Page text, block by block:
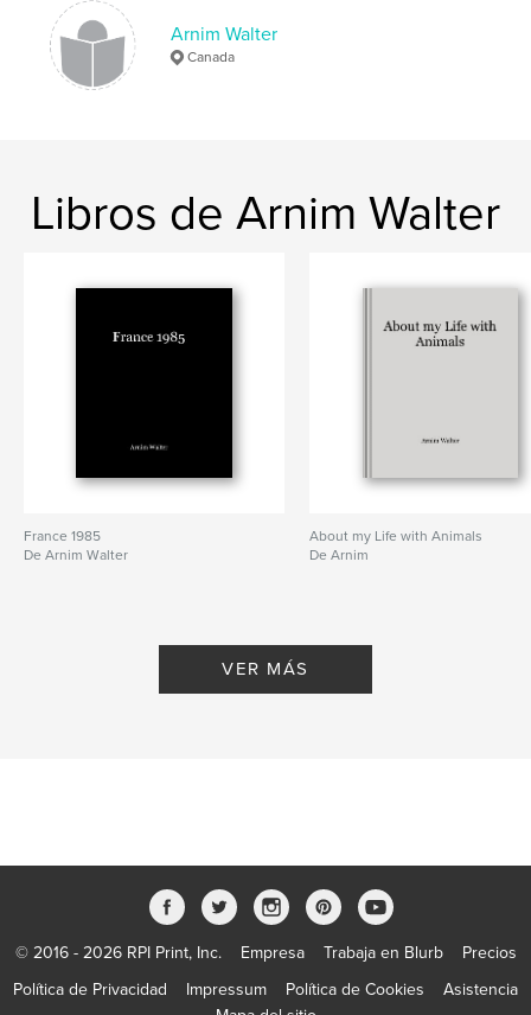
Arnim Walter
Canada
Libros de Arnim Walter
France 1985
De Arnim Walter
About my Life with Animals
De Arnim
VER MÁS
© 2016 - 2026 RPI Print, Inc. Empresa Trabaja en Blurb
Precios
Política de Privacidad
Impressum Política de Cookies
Asistencia